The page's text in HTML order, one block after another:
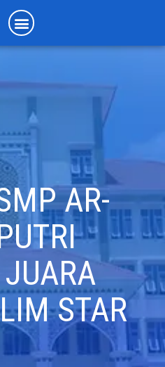
AR-
STAR